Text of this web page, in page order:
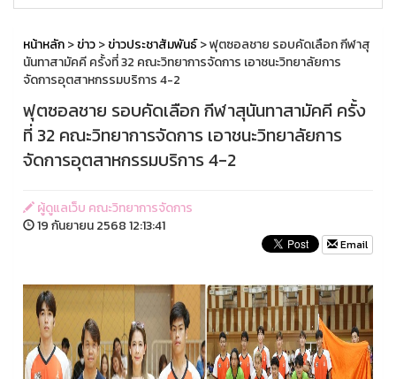
หน้าหลัก>ข่าว>ข่าวประชาสัมพันธ์> ฟุตซอลชาย รอบคัดเลือก กีฬาสุ
นันทาสามัคคี ครั้งที่ 32 คณะวิทยาการจัดการ เอาชนะวิทยาลัยการ
จัดการอุตสาหกรรมบริการ 4-2
ฟุตซอลชาย รอบคัดเลือก กีฬาสุนันทาสามัคคี ครั้ง
ที่ 32 คณะวิทยาการจัดการ เอาชนะวิทยาลัยการ
จัดการอุตสาหกรรมบริการ 4-2
ผู้ดูแลเว็บ คณะวิทยาการจัดการ
19 กันยายน 2568 12:13:41
Email